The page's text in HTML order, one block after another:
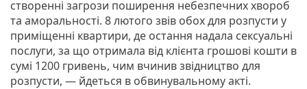
створенні загрози поширення небезпечних хвороб
та аморальності. 8 лютого звів обох для розпусти у
приміщенні квартири, де остання надала сексуальні
послуги, за що отримала від клієнта грошові кошти в
сумі 1200 гривень, чим вчинив звідництво для
розпусти, — йдеться в обвинувальному акті.